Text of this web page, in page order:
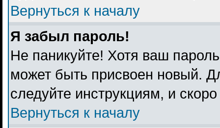
Вернуться к началу
Я забыл пароль!
Не паникуйте! Хотя ваш
может быть присвоен новый.
следуйте инструкциям, и
Вернуться к началу